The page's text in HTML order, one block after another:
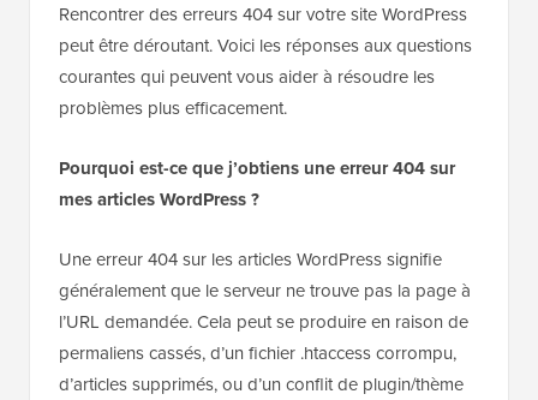
Rencontrer des erreurs 404 sur votre site WordPress
peut être déroutant. Voici les réponses aux questions
courantes qui peuvent vous aider à résoudre les
problèmes plus efficacement.
Pourquoi est-ce que j’obtiens une erreur 404 sur
mes articles WordPress ?
Une erreur 404 sur les articles WordPress signifie
généralement que le serveur ne trouve pas la page à
l’URL demandée. Cela peut se produire en raison de
permaliens cassés, d’un fichier .htaccess corrompu,
d’articles supprimés, ou d’un conflit de plugin/thème